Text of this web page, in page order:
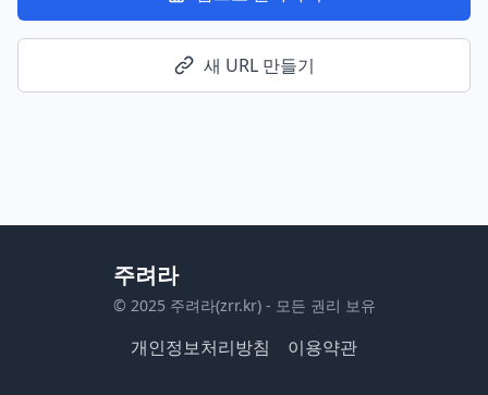
새 URL 만들기
주려라
© 2025 주려라(zrr.kr) - 모든 권리 보유
개인정보처리방침 이용약관